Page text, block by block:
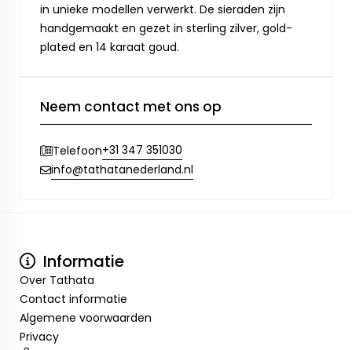
in unieke modellen verwerkt. De sieraden zijn
handgemaakt en gezet in sterling zilver, gold-
plated en 14 karaat goud.
Neem contact met ons op
Telefoon+31 347 351030
info@tathatanederland.nl
Informatie
Over Tathata
Contact informatie
Algemene voorwaarden
Privacy